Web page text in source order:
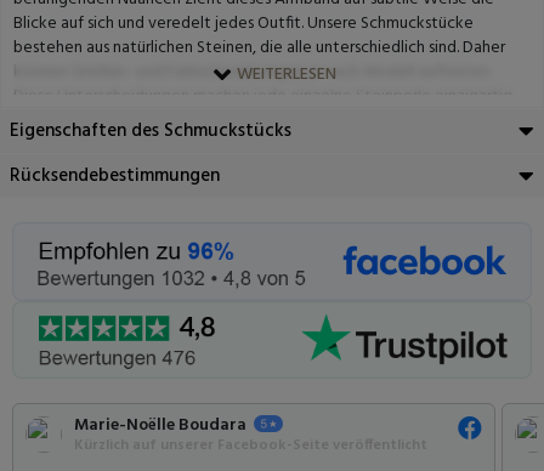
Blicke auf sich und veredelt jedes Outfit. Unsere Schmuckstücke
bestehen aus natürlichen Steinen, die alle unterschiedlich sind. Daher
können Größen- und Farbschwankungen je nach Modell auftreten.
Diese Unterscheidungen machen jede einzelne Steinperle einzigartig.
WEITERLESEN
Eigenschaften des Schmuckstücks
Rücksendebestimmungen
Marie-Noëlle Boudara